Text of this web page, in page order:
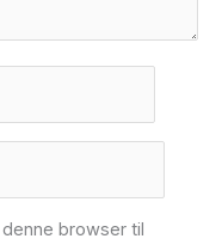
browser til